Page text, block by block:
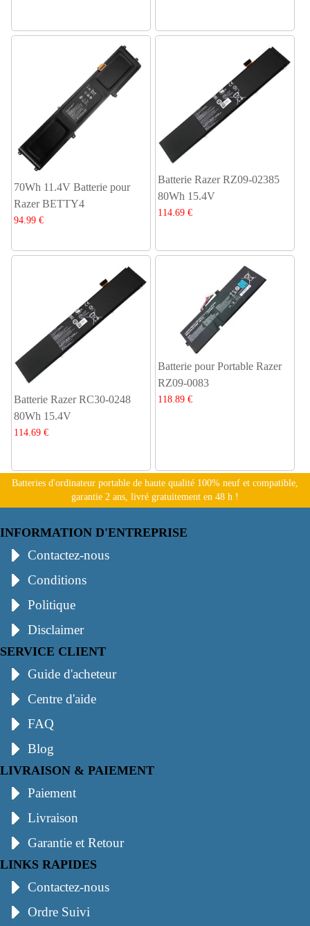
70Wh 11.4V Batterie pour
Razer BETTY4
94.99 €
Batterie Razer RZ09-02385
80Wh 15.4V
114.69 €
Batterie Razer RC30-0248
80Wh 15.4V
114.69 €
Batterie pour Portable Razer
RZ09-0083
118.89 €
Batteries d'ordinateur portable de haute qualité 100% neuf et compatible,
garantie 2 ans, livré gratuitement en 48 h !
INFORMATION D'ENTREPRISE
Contactez-nous
Conditions
Politique
Disclaimer
SERVICE CLIENT
Guide d'acheteur
Centre d'aide
FAQ
Blog
LIVRAISON & PAIEMENT
Paiement
Livraison
Garantie et Retour
LINKS RAPIDES
Contactez-nous
Ordre Suivi